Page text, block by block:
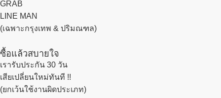
GRAB
LINE MAN
(เฉพาะกรุงเทพ & ปริมณฑล)
ซื้อแล้วสบายใจ
เรารับประกัน 30 วัน
เสียเปลี่ยนใหม่ทันที !!
(ยกเว้นใช้งานผิดประเภท)